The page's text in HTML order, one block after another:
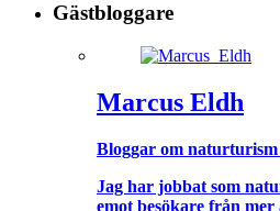
Gästbloggare
Marcus Eldh
Bloggar om
Jag har jobbat som
emot besökare från mer